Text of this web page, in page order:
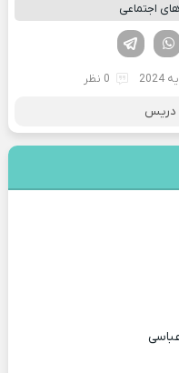
اجتماعی
لینکدین
0 نظر
دریس